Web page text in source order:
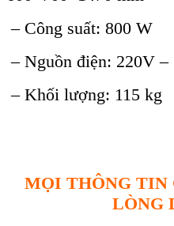
– Công suất: 800 W
– Nguồn điện: 220V –
– Khối lượng: 115 kg
MỌI THÔNG
LÒNG